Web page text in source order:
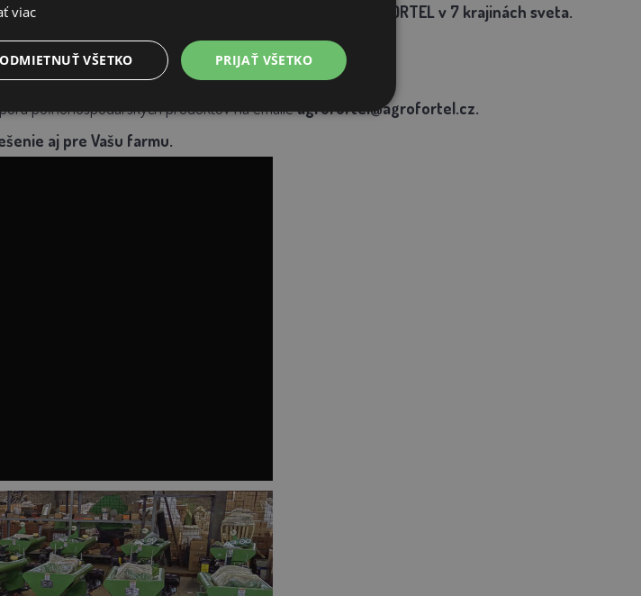
servis poľnohospodárskych produktov AGROFORTEL v 7 krajinách sveta.
poľnohospodárskych produktov na emaileagrofortel@agrofortel.cz.
aj pre Vašu farmu.
viac
PRIJAŤ VŠETKO
ODMIETNUŤ VŠETKO